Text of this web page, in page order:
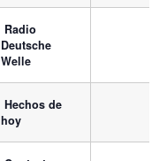
Radio
Deutsche
Welle
Hechos de
hoy